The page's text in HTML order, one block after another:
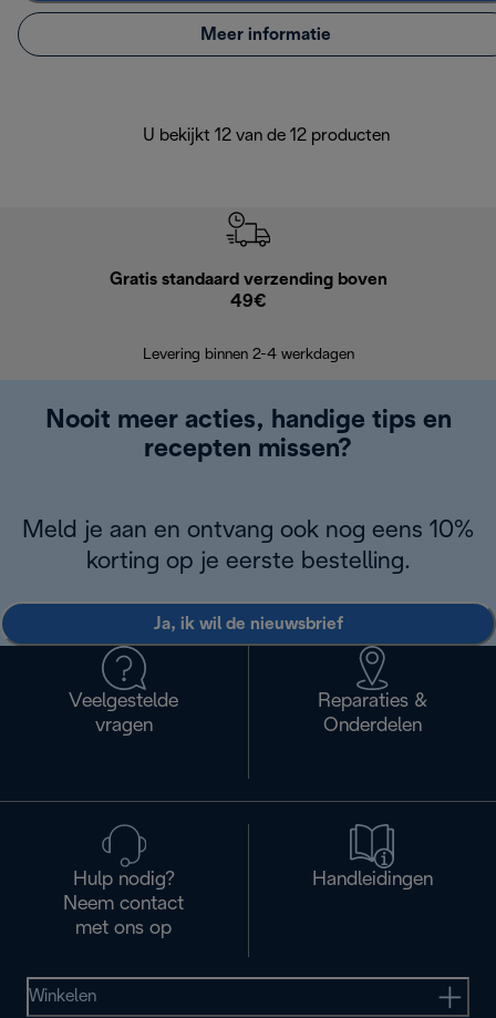
Meer informatie
U bekijkt 12 van de 12 producten
Gratis standaard verzending boven
49€
Levering binnen 2-4 werkdagen
Nooit meer acties, handige tips en
recepten missen?
Meld je aan en ontvang ook nog eens 10%
korting op je eerste bestelling.
Ja, ik wil de nieuwsbrief
Veelgestelde
vragen
Reparaties &
Onderdelen
Hulp nodig?
Neem contact
met ons op
Handleidingen
Winkelen